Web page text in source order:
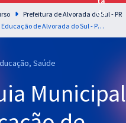
e intensiva para as principais
do Brasil
Prefeitura de Alvorada do Sul - PR
Autarquia Municipal de Educação de Alvorada do Sul - PR - Professor - Ensino Fundamental - Séries Iniciais e Educação Infantil 40H
Saúde
Municipal